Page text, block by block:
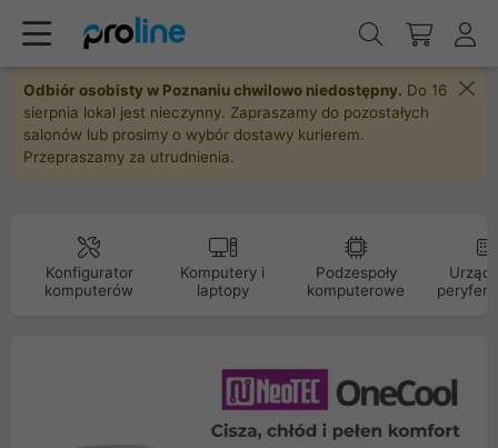
Odbiór osobisty w Poznaniu chwilowo niedostępny. Do 16
sierpnia lokal jest nieczynny. Zapraszamy do pozostałych
salonów lub prosimy o wybór dostawy kurierem.
Przepraszamy za utrudnienia.
Konfigurator
komputerów
Komputery i
laptopy
Podzespoły
komputerowe